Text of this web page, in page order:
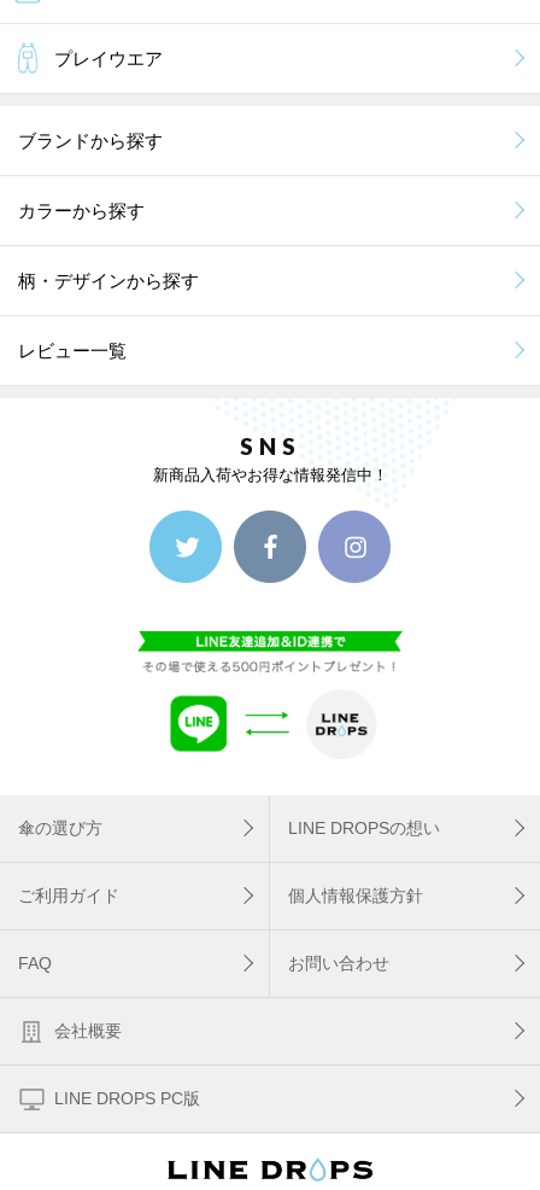
プレイウエア
ブランドから探す
カラーから探す
柄・デザインから探す
レビュー一覧
SNS
新商品入荷やお得な情報発信中！
傘の選び方 LINE DROPSの想い
ご利用ガイド 個人情報保護方針
FAQ お問い合わせ
会社概要
LINE DROPS PC版